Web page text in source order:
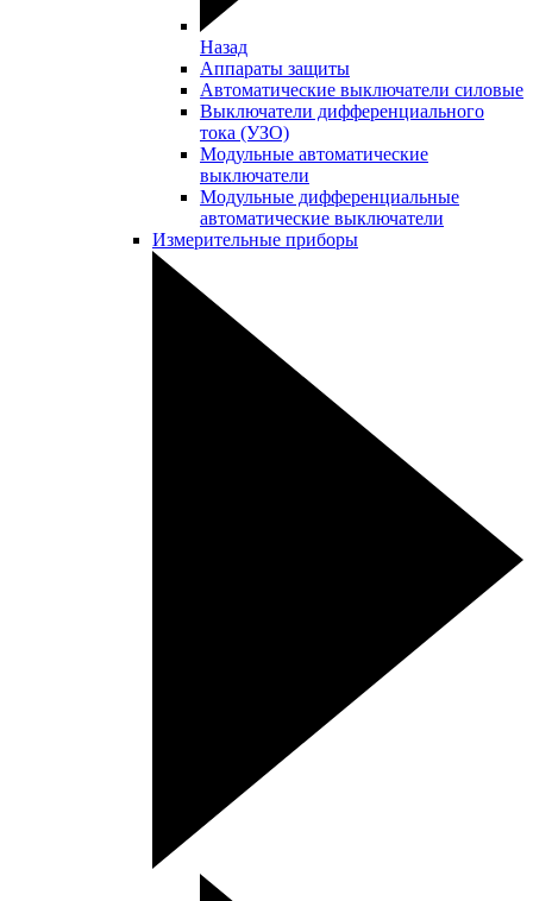
Назад
Аппараты защиты
Автоматические выключатели силовые
Выключатели дифференциального
тока (УЗО)
Модульные автоматические
выключатели
Модульные дифференциальные
автоматические выключатели
Измерительные приборы